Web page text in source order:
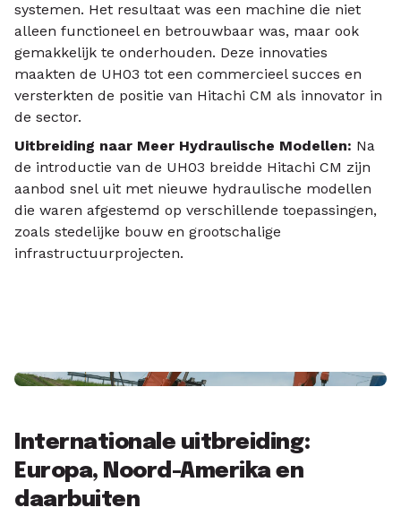
systemen. Het resultaat was een machine die niet
alleen functioneel en betrouwbaar was, maar ook
gemakkelijk te onderhouden. Deze innovaties
maakten de UH03 tot een commercieel succes en
versterkten de positie van Hitachi CM als innovator in
de sector.
Uitbreiding naar Meer Hydraulische Modellen: Na
de introductie van de UH03 breidde Hitachi CM zijn
aanbod snel uit met nieuwe hydraulische modellen
die waren afgestemd op verschillende toepassingen,
zoals stedelijke bouw en grootschalige
infrastructuurprojecten.
Internationale uitbreiding:
Europa, Noord-Amerika en
daarbuiten